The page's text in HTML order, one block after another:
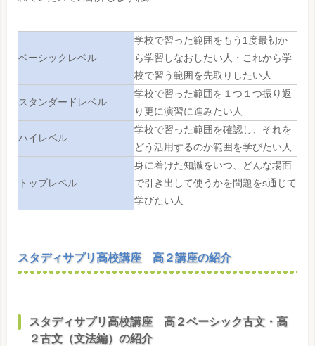
ベーシックレベル
学校で習った範囲をもう1度最初か
ら学習しなおしたい人・これから学
校で習う範囲を先取りしたい人
スタンダードレベル
学校で習った範囲を１つ１つ振り返
り更に演習に進みたい人
ハイレベル
学校で習った範囲を確認し、それを
どう活用するのか範囲を学びたい人
トップレベル
身に着けた知識をいつ、どんな場面
で引き出して使うかを問題をs通じて
学びたい人
スタディサプリ高校講座 高２講座の紹介
スタディサプリ高校講座 高２ベーシック古文・高
２古文（文法編）の紹介